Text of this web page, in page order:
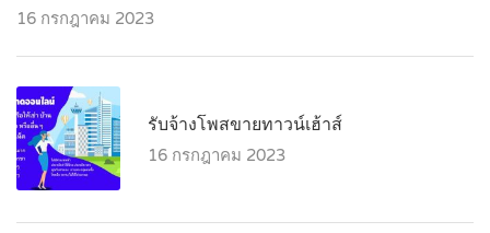
16 กรกฎาคม 2023
รับจ้างโพสขายทาวน์เฮ้าส์
16 กรกฎาคม 2023